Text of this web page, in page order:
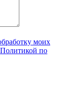
моих
Политикой по